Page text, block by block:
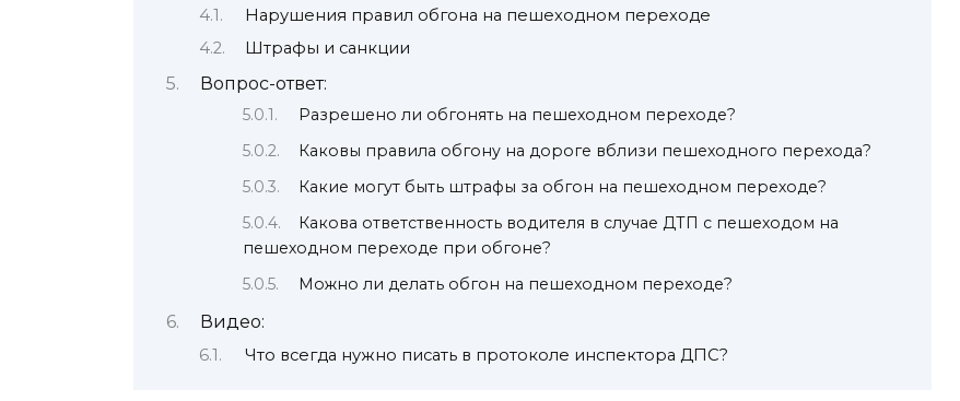
Нарушения правил обгонa на пешеходном переходе
Штрафы и санкции
Вопрос-ответ:
Разрешено ли обгонять на пешеходном переходе?
Каковы правила обгону на дороге вблизи пешеходного перехода?
Какие могут быть штрафы за обгон на пешеходном переходе?
Какова ответственность водителя в случае ДТП с пешеходом на
пешеходном переходе при обгоне?
Можно ли делать обгон на пешеходном переходе?
Видео:
Что всегда нужно писать в протоколе инспектора ДПС?